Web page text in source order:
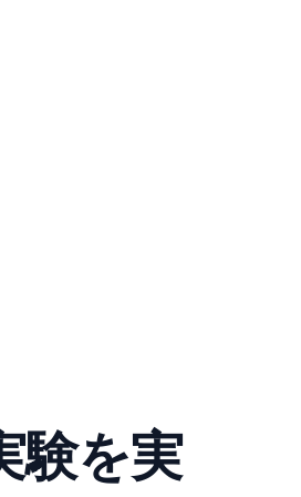
験を実